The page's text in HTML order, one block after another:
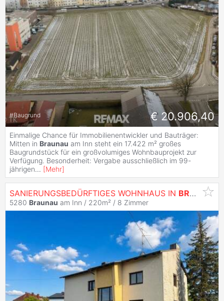
#Baugrund € 20.906,40
Einmalige Chance für Immobilienentwickler und Bauträger:
Mitten in Braunau am Inn steht ein 17.422 m² großes
Baugrundstück für ein großvolumiges Wohnbauprojekt zur
Verfügung. Besonderheit: Vergabe ausschließlich im 99-
jährigen... [Mehr]
SANIERUNGSBEDÜRFTIGES WOHNHAUS IN BRAUNAU
5280 Braunau am Inn / 220m² / 8 Zimmer